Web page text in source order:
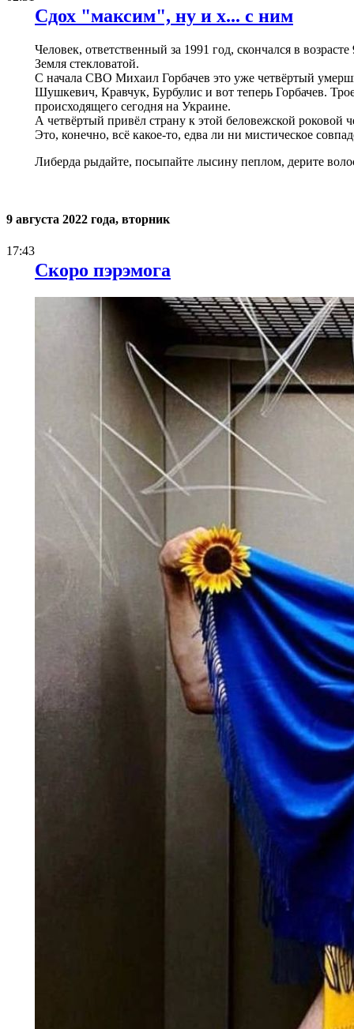
Сдох "максим", ну и х... с ним
Человек, ответственный за 1991 год, скончался в возрасте
Земля стекловатой.
С начала СВО Михаил Горбачев это уже четвёртый
Шушкевич, Кравчук, Бурбулис и вот теперь Горбачев.
происходящего сегодня на Украине.
А четвёртый привёл страну к этой беловежской роковой
Это, конечно, всё какое-то, едва ли ни мистическое
Либерда рыдайте, посыпайте лысину пеплом, дерите
9 августа 2022 года, вторник
17:43
Скоро пэрэмога